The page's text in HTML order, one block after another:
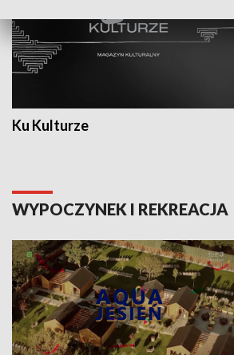
Ku Kulturze
WYPOCZYNEK I REKREACJA